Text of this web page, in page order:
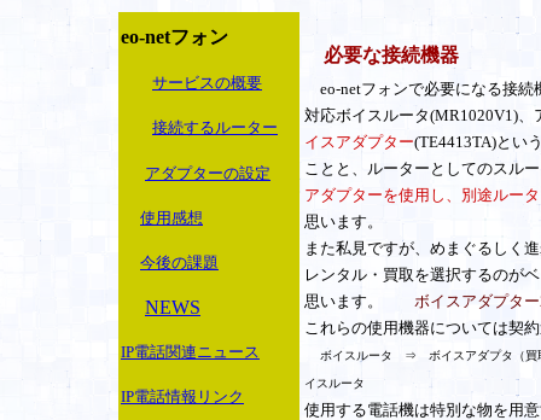
eo-netフォン
サービスの概要
接続するルーター
アダプターの設定
使用感想
今後の課題
NEWS
IP電話関連ニュース
IP電話情報リンク
必要な接続機器
eo-netフォンで必要になる接続
対応ボイスルータ(MR1020V1)、
イスアダプター(TE4413TA)とい
ことと、ルーターとしてのスル
アダプターを使用し、別途ルー
思います。
また私見ですが、めまぐるしく
レンタル・買取を選択するのが
思います。 ボイスアダプタ
これらの使用機器については契
ボイスルータ ⇒ ボイスアダプタ
イスルータ
使用する電話機は特別な物を用